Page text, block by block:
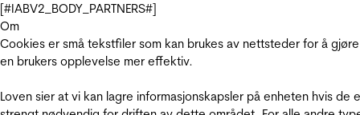
[#IABV2_BODY_PARTNERS#]
Om
Cookies er små tekstfiler som kan brukes av nettsteder for å gjøre
en brukers opplevelse mer effektiv.
Loven sier at vi kan lagre informasjonskapsler på enheten hvis de